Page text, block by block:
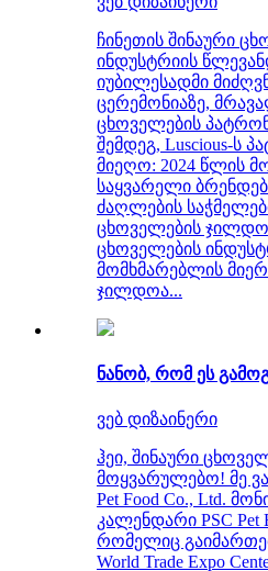
ჩინეთის შინაური
ინდუსტრიის
იუბილესადმი
ცერემონიაზე,
ცხოველების
შემდეგ, Luscious-ს
მიეღო: 2024 წლის
საყვარელი
ძაღლების
ცხოველების
ცხოველების
მომხმარებლის
ჯილდოა...
ნანობ, რომ ეს
ვებ დიზაინერი
ჰეი, შინაური
მოყვარულებო! მე
Pet Food Co., Ltd.
კალენდარი PSC Pet
რომელიც
World Trade Expo